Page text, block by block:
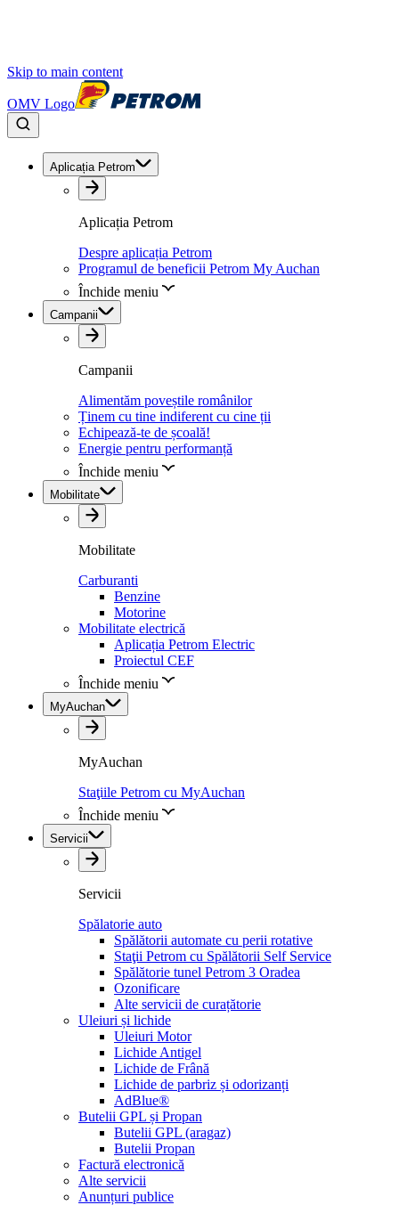
Skip to main content
OMV Logo
Aplicația Petrom
Aplicația Petrom
Despre aplicația Petrom
Programul de beneficii Petrom My Auchan
Închide meniu
Campanii
Campanii
Alimentăm poveștile românilor
Ținem cu tine indiferent cu cine ții
Echipează-te de școală!
Energie pentru performanță
Închide meniu
Mobilitate
Mobilitate
Carburanti
Benzine
Motorine
Mobilitate electrică
Aplicația Petrom Electric
Proiectul CEF
Închide meniu
MyAuchan
MyAuchan
Staţiile Petrom cu MyAuchan
Închide meniu
Servicii
Servicii
Spălatorie auto
Spălătorii automate cu perii rotative
Staţii Petrom cu Spălătorii Self Service
Spălătorie tunel Petrom 3 Oradea
Ozonificare
Alte servicii de curațătorie
Uleiuri și lichide
Uleiuri Motor
Lichide Antigel
Lichide de Frână
Lichide de parbriz și odorizanți
AdBlue®
Butelii GPL și Propan
Butelii GPL (aragaz)
Butelii Propan
Factură electronică
Alte servicii
Anunțuri publice